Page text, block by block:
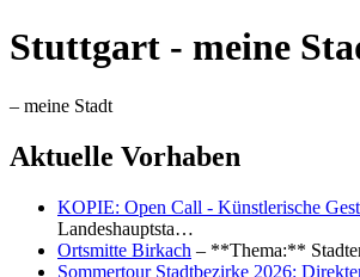
Stuttgart - meine
– meine Stadt
Aktuelle Vorhaben
KOPIE: Open Call - Künstlerische
Landeshauptsta…
Ortsmitte Birkach – **Thema:**
Sommertour Stadtbezirke 2026: